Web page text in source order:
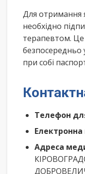
Для отримання
необхідно
терапевтом.
безпосередньо
при собі
Телефон
Адреса